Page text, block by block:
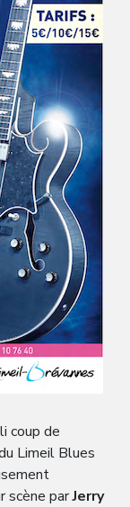
coup de
Limeil Blues
scène parJerry